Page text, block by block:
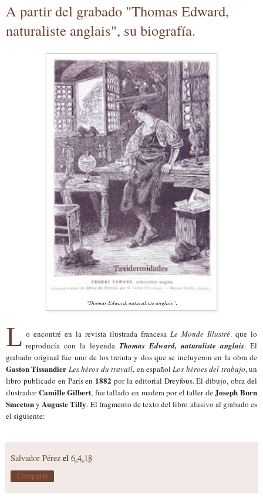
A partir del grabado "Thomas Edward,
naturaliste anglais", su biografía.
"Thomas Edward, naturaliste anglais".
L o encontré en la revista ilustrada francesa Le Monde Illustré. que lo
reproducía con la leyenda Thomas Edward, naturaliste anglais. El
grabado original fue uno delos treinta y dos que se incluyeron en la obra de
Gaston Tissandier Les héros du travail, en españolLos héroes del trabajo, un
libro publicado en París en 1882 por la editorial Dreyfous. El dibujo, obra del
ilustradorCamille Gilbert, fue tallado en madera por el taller deJoseph Burn
SmeetonyAuguste Tilly. El fragmento de texto del libro alusivo al grabado es
el siguiente:
Salvador Pérez el 6.4.18
Compartir